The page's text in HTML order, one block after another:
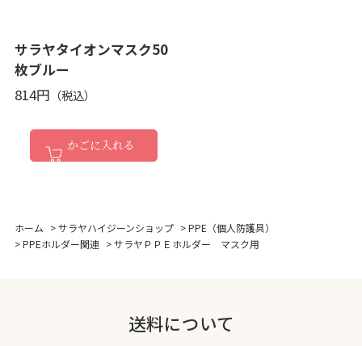
サラヤタイオンマスク50
枚ブルー
814円
かごに入れる
ホーム >サラヤハイジーンショップ >PPE（個人防護具）
>PPEホルダー関連 >サラヤＰＰＥホルダー マスク用
送料について